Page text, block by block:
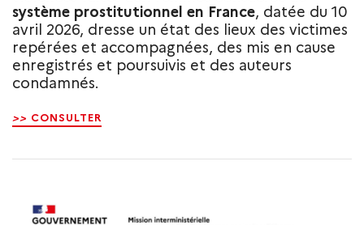
système prostitutionnel en France, datée du 10
avril 2026, dresse un état des lieux des victimes
repérées et accompagnées, des mis en cause
enregistrés et poursuivis et des auteurs
condamnés.
>> CONSULTER